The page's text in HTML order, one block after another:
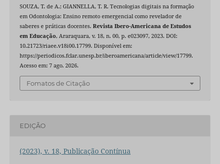
SOUZA, T. de A.; GIANNELLA, T. R. Tecnologias digitais na formação
em Odontologia: Ensino remoto emergencial como revelador de
saberes e práticas docentes. Revista Ibero-Americana de Estudos
em Educação, Araraquara, v. 18, n. 00, p. e023097, 2023. DOI:
10.21723/riaee.v18i00.17799. Disponível em:
https://periodicos.fclar.unesp.br/iberoamericana/article/view/17799.
Acesso em: 7 ago. 2026.
Fomatos de Citação
EDIÇÃO
(2023), v. 18, Publicação Contínua